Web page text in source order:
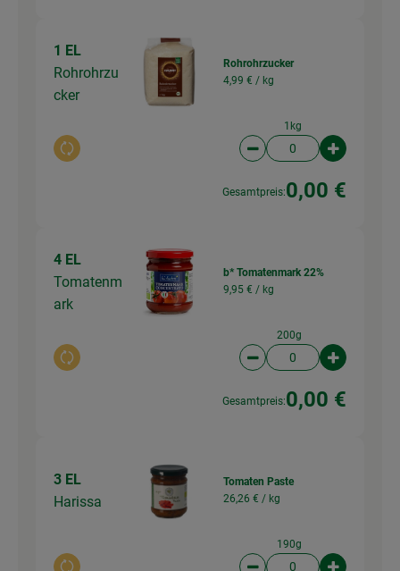
1 EL
Rohrohrzu
cker
Auswahl ändern
Rohrohrzucker
4,99 € / kg
1kg
Artikelanzahl
Gesamtpreis:0,00 €
4 EL
Tomatenm
ark
Auswahl ändern
b* Tomatenmark 22%
9,95 € / kg
200g
Artikelanzahl
Gesamtpreis:0,00 €
3 EL
Harissa
Tomaten Paste
26,26 € / kg
190g